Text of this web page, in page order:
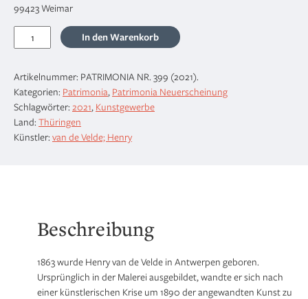
99423 Weimar
van
Velde:
Die
Sammlung
Reuter
Menge
In den Warenkorb
Artikelnummer: PATRIMONIA NR. 399 (2021).
Kategorien: Patrimonia, Patrimonia Neuerscheinung
Schlagwörter: 2021, Kunstgewerbe
Land: Thüringen
Künstler: van de Velde; Henry
Beschreibung
1863 wurde Henry van de Velde in Antwerpen geboren.
Ursprünglich in der Malerei ausgebildet, wandte er sich nach
einer künstlerischen Krise um 1890 der angewandten Kunst zu